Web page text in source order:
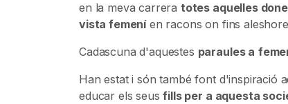
en la meva carrera totes aquelles
vista femeníen racons on fins
Cadascuna d'aquestes paraules a
Han estat i són també font d'inspiració
educar els seusfills per a aquesta